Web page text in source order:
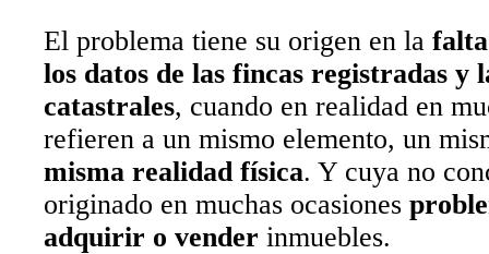
El problema tiene su origen en la
los datos de las fincas registradas y
catastrales, cuando en realidad en
refieren a un mismo elemento, un
misma realidad física. Y cuya no
originado en muchas ocasiones
adquirir o vender inmuebles.